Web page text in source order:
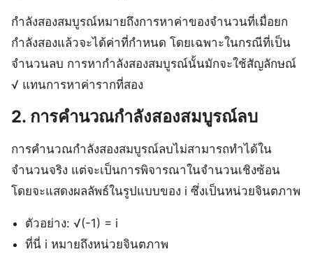
กําลังสองสมบูรณ์หมายถึงการหาค่าของจำนวนที่เมื่อยก
กำลังสองแล้วจะได้ค่าที่กำหนด โดยเฉพาะในกรณีที่เป็น
จำนวนลบ การหากําลังสองสมบูรณ์นั้นมักจะใช้สัญลักษณ์
√ แทนการหาค่ารากที่สอง
2. การคำนวณกําลังสองสมบูรณ์ลบ
การคำนวณกําลังสองสมบูรณ์ลบไม่สามารถทำได้ใน
จำนวนจริง แต่จะเป็นการพิจารณาในจำนวนเชิงซ้อน
โดยจะแสดงผลลัพธ์ในรูปแบบของ i ซึ่งเป็นหน่วยจินตภาพ
ตัวอย่าง: √(-1) = i
ที่นี่ i หมายถึงหน่วยจินตภาพ